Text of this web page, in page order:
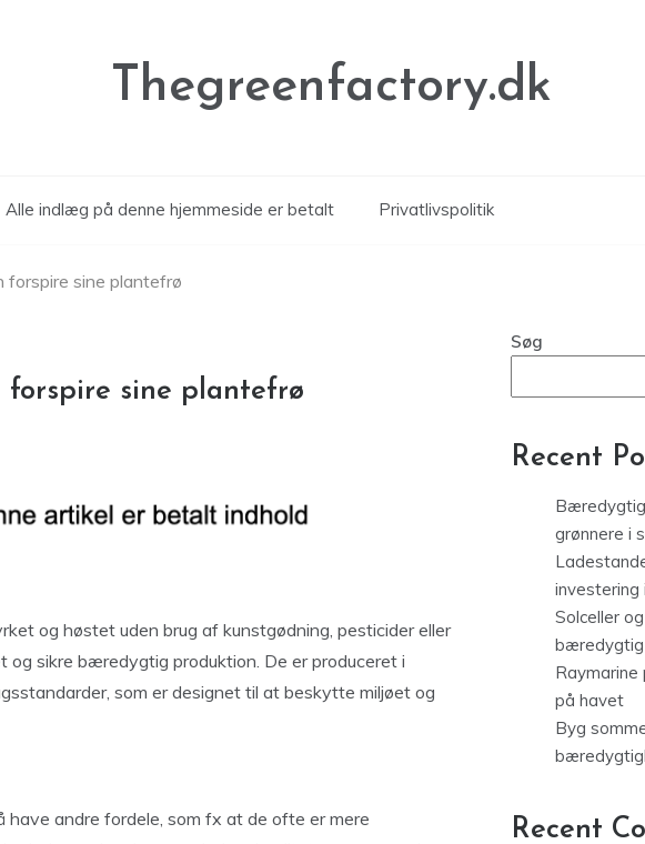
Thegreenfactory.dk
Alle indlæg på denne hjemmeside er betalt Privatlivspolitik
forspire sine plantefrø
sine plantefrø
og høstet uden brug af kunstgødning, pesticider eller
og sikre bæredygtig produktion. De er produceret i
som er designet til at beskytte miljøet og
have andre fordele, som fx at de ofte er mere
Søg
Recent
grønnere i
Solceller
bæredygtig
Raymarine
på havet
Byg
Recent